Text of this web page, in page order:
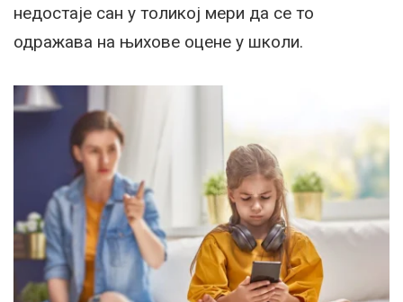
недостаје сан у толикој мери да се то
одражава на њихове оцене у школи.